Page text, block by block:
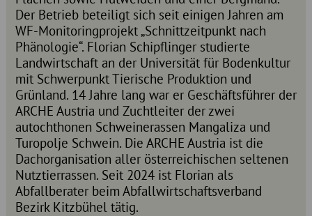
Der Betrieb beteiligt sich seit einigen Jahren am
WF-Monitoringprojekt „Schnittzeitpunkt nach
Phänologie“. Florian Schipflinger studierte
Landwirtschaft an der Universität für Bodenkultur
mit Schwerpunkt Tierische Produktion und
Grünland. 14 Jahre lang war er Geschäftsführer der
ARCHE Austria und Zuchtleiter der zwei
autochthonen Schweinerassen Mangaliza und
Turopolje Schwein. Die ARCHE Austria ist die
Dachorganisation aller österreichischen seltenen
Nutztierrassen. Seit 2024 ist Florian als
Abfallberater beim Abfallwirtschaftsverband
Bezirk Kitzbühel tätig.